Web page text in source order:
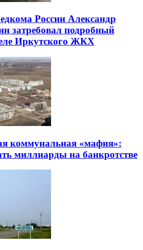
России Александр
затребовал подробный
Иркутского ЖКХ
коммунальная «мафия»:
миллиарды на банкротстве